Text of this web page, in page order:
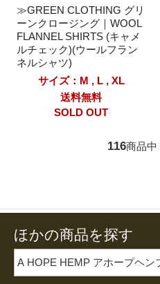
≫GREEN CLOTHING グリ
ーンクロージング｜WOOL
FLANNEL SHIRTS (キャメ
ルチェック)(ウールフラン
ネルシャツ)
サイズ：M , L , XL
送料無料
SOLD OUT
116商品中
ほかの商品を探す